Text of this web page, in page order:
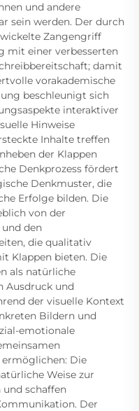
und andere
sein werden. Der durch
Zangengriff
mit einer verbesserten
damit
vorakademische
beschleunigt sich
interaktiver
Hinweise
Inhalte treffen
der Klappen
Denkprozess fördert
Denkmuster, die
Erfolge bilden. Die
von der
den
die qualitativ
Klappen bieten. Die
als natürliche
Ausdruck und
der visuelle Kontext
Bildern und
emotionale
ermöglichen: Die
Weise zur
schaffen
Der